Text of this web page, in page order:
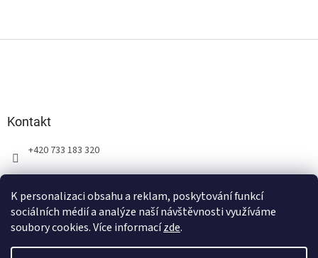
K personalizaci obsahu a reklam, poskytování funkcí
sociálních médií a analýze naší návštěvnosti využíváme
soubory cookies. Více informacízde.
Kontakt
+420 733 183 320